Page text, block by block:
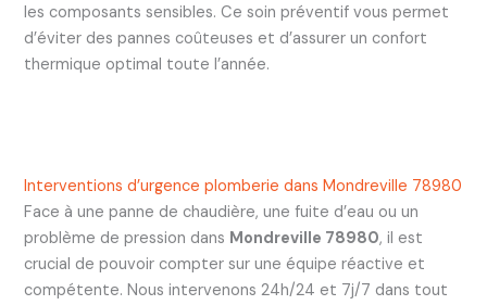
les composants sensibles. Ce soin préventif vous permet
d’éviter des pannes coûteuses et d’assurer un confort
thermique optimal toute l’année.
Interventions d’urgence plomberie dans Mondreville 78980
Face à une panne de chaudière, une fuite d’eau ou un
problème de pression dans Mondreville 78980, il est
crucial de pouvoir compter sur une équipe réactive et
compétente. Nous intervenons 24h/24 et 7j/7 dans tout